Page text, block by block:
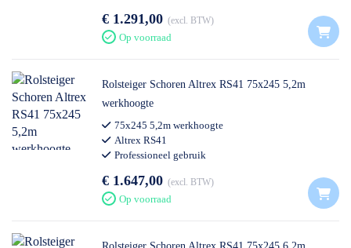
€ 1.291,00 excl. BTW
Op voorraad
Rolsteiger Schoren Altrex RS41 75x245 5,2m
werkhoogte
75x245 5,2m werkhoogte
Altrex RS41
Professioneel gebruik
€ 1.647,00 excl. BTW
Op voorraad